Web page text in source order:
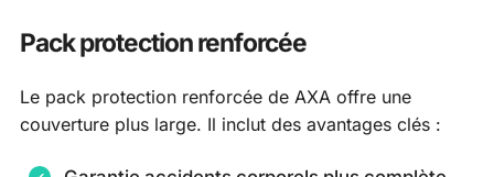
Pack protection renforcée
Le pack protection renforcée de AXA offre une
couverture plus large. Il inclut des avantages clés :